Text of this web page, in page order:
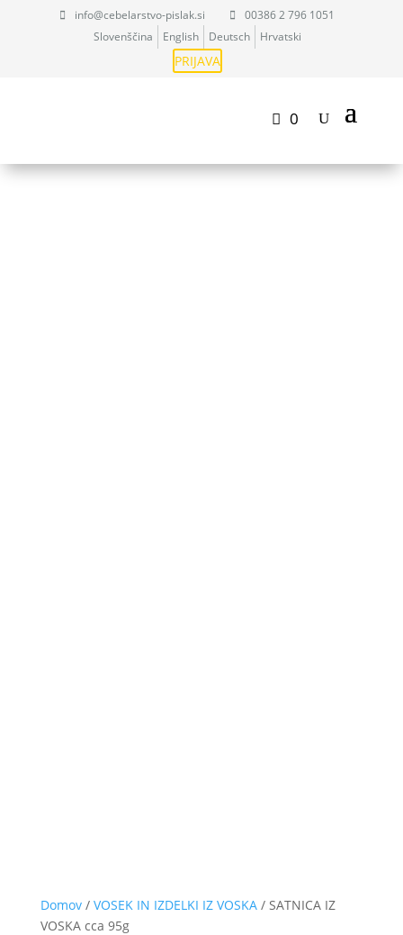
info@cebelarstvo-pislak.si
00386 2 796 1051
Slovenščina
English Deutsch Hrvatski
PRIJAVA
0
Domov/ VOSEK IN IZDELKI IZ VOSKA/ SATNICA IZ
VOSKA cca 95g